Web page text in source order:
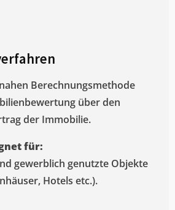
Berechnungsmethode
über den
der Immobilie.
für:
gewerblich genutzte Objekte
Hotels etc.).